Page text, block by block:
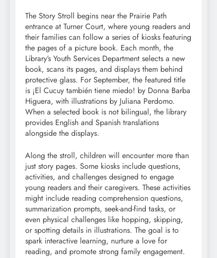
The Story Stroll begins near the Prairie Path
entrance at Turner Court, where young readers and
their families can follow a series of kiosks featuring
the pages of a picture book. Each month, the
Library’s Youth Services Department selects a new
book, scans its pages, and displays them behind
protective glass. For September, the featured title
is ¡El Cucuy también tiene miedo! by Donna Barba
Higuera, with illustrations by Juliana Perdomo.
When a selected book is not bilingual, the library
provides English and Spanish translations
alongside the displays.
Along the stroll, children will encounter more than
just story pages. Some kiosks include questions,
activities, and challenges designed to engage
young readers and their caregivers. These activities
might include reading comprehension questions,
summarization prompts, seek-and-find tasks, or
even physical challenges like hopping, skipping,
or spotting details in illustrations. The goal is to
spark interactive learning, nurture a love for
reading, and promote strong family engagement.